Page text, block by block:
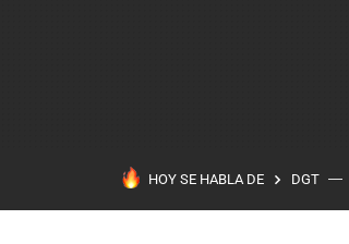
HOY SE HABLA DE DGT